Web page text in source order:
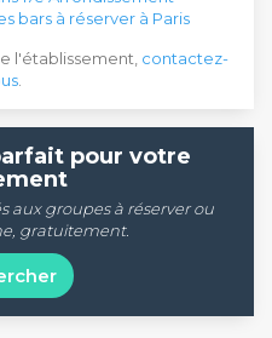
bars à réserver à Paris
l'établissement, contactez-
pour votre
aux groupes à réserver ou
gratuitement.